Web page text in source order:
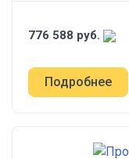
776 588 руб.
Подробнее